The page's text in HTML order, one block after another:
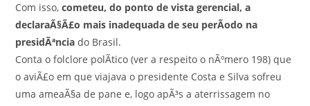
Com isso,cometeu, do ponto de vista gerencial, a
declaraÃ§Ã£o mais inadequada de seu perÃ­odo na
presidÃªncia do Brasil.
Conta o folclore polÃ­tico (ver a respeito o nÃºmero 198) que
o aviÃ£o em que viajava o presidente Costa e Silva sofreu
uma ameaÃ§a de pane e, logo apÃ³s a aterrissagem no